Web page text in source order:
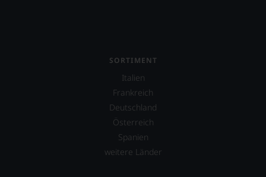
SORTIMENT
Italien
Frankreich
Deutschland
Österreich
Spanien
weitere Länder